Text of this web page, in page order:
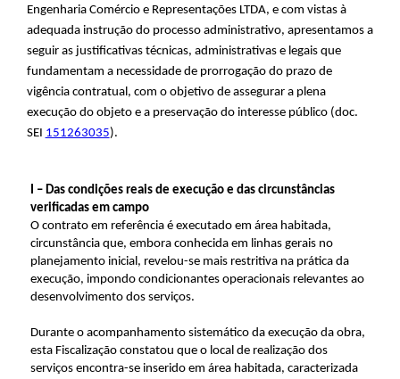
Engenharia Comércio e Representações LTDA, e com vistas à
adequada instrução do processo administrativo, apresentamos a
seguir as justificativas técnicas, administrativas e legais que
fundamentam a necessidade de prorrogação do prazo de
vigência contratual, com o objetivo de assegurar a plena
execução do objeto e a preservação do interesse público (doc.
SEI 151263035).
I – Das condições reais de execução e das circunstâncias
verificadas em campo
O contrato em referência é executado em área habitada,
circunstância que, embora conhecida em linhas gerais no
planejamento inicial, revelou-se mais restritiva na prática da
execução, impondo condicionantes operacionais relevantes ao
desenvolvimento dos serviços.
Durante o acompanhamento sistemático da execução da obra,
esta Fiscalização constatou que o local de realização dos
serviços encontra-se inserido em área habitada, caracterizada